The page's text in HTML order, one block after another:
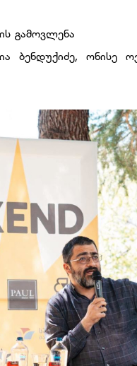
გამოვლენა
ბენდუქიძე, ონისე